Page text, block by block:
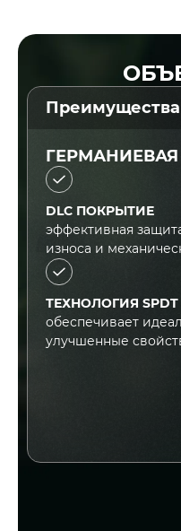
Преимущества
DLC ПОКРЫТИЕ
эффективная
износа и
ТЕХНОЛОГИЯ SPDT
обеспечивает
улучшенные